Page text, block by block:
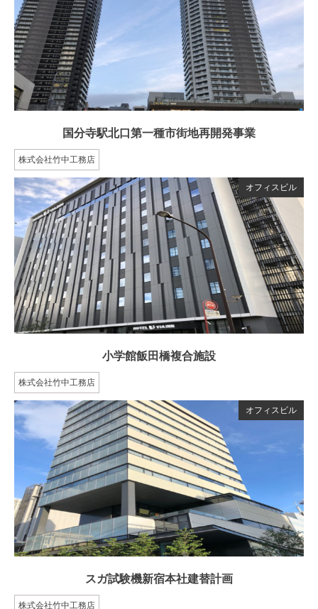
国分寺駅北口第一種市街地再開発事業
株式会社竹中工務店
オフィスビル
小学館飯田橋複合施設
株式会社竹中工務店
オフィスビル
スガ試験機新宿本社建替計画
株式会社竹中工務店